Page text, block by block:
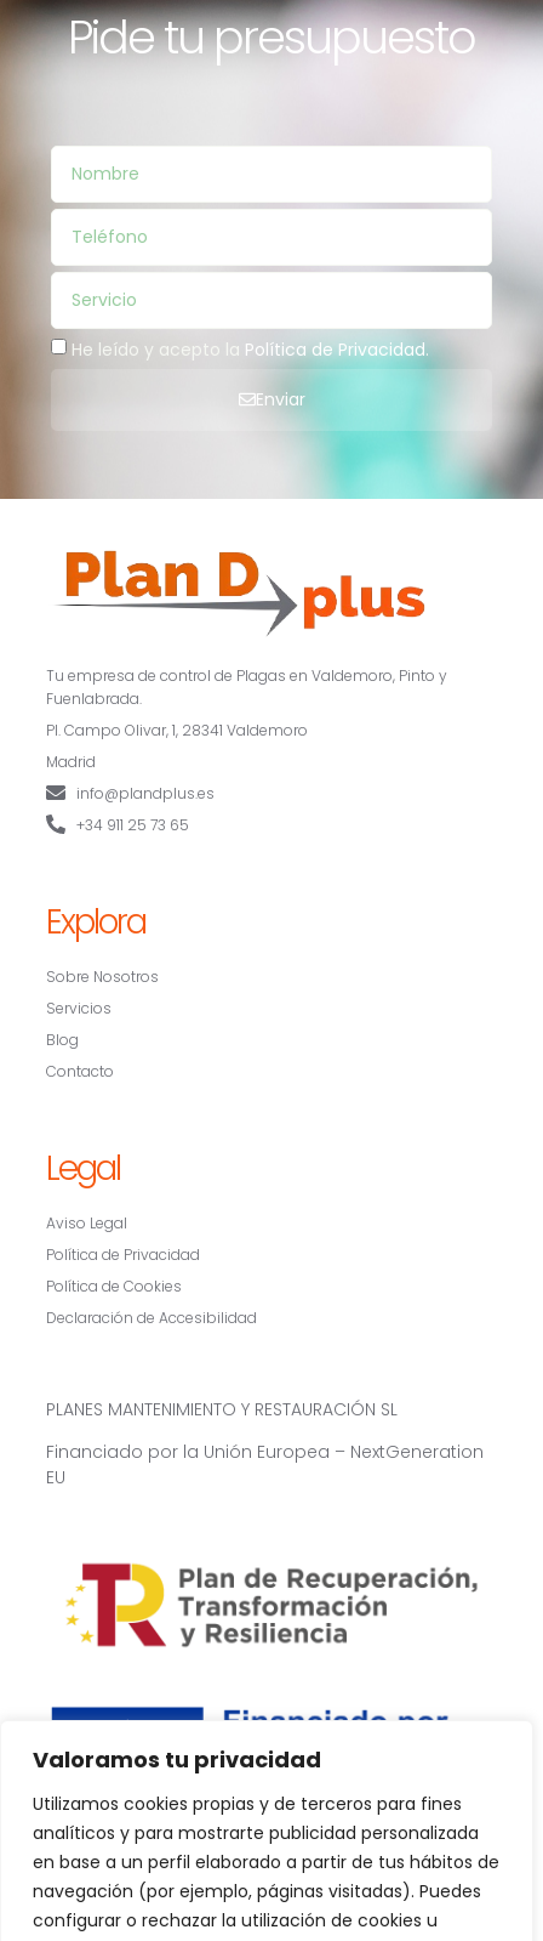
Valoramos tu privacidad
Utilizamos cookies propias y de terceros para fines
analíticos y para mostrarte publicidad personalizada
en base a un perfil elaborado a partir de tus hábitos de
navegación (por ejemplo, páginas visitadas). Puedes
configurar o rechazar la utilización de cookies u
Pide tu presupuesto
He leído y acepto la Política de Privacidad.
Enviar
Tu empresa de control de Plagas en Valdemoro, Pinto y
Fuenlabrada.
Pl. Campo Olivar, 1, 28341 Valdemoro
Madrid
info@plandplus.es
+34 911 25 73 65
Explora
Sobre Nosotros
Servicios
Blog
Contacto
Legal
Aviso Legal
Política de Privacidad
Política de Cookies
Declaración de Accesibilidad
PLANES MANTENIMIENTO Y RESTAURACIÓN SL
Financiado por la Unión Europea – NextGeneration
EU
Copyright © 2024 PlanDPlus. Todos los derechos reservados.